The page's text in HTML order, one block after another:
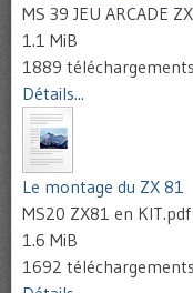
MS 39 JEU ARCADE
1.1 MiB
1889 téléchargements
Détails...
Le montage du ZX 81
MS20 ZX81 en KIT.pdf
1.6 MiB
1692 téléchargements